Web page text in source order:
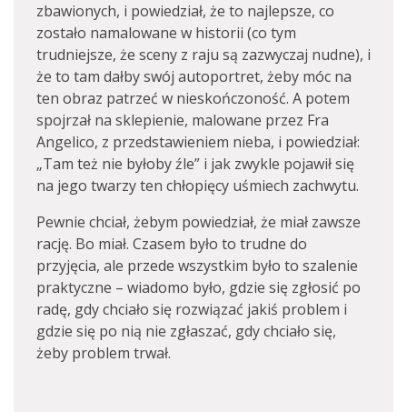
zbawionych, i powiedział, że to najlepsze, co
zostało namalowane w historii (co tym
trudniejsze, że sceny z raju są zazwyczaj nudne), i
że to tam dałby swój autoportret, żeby móc na
ten obraz patrzeć w nieskończoność. A potem
spojrzał na sklepienie, malowane przez Fra
Angelico, z przedstawieniem nieba, i powiedział:
„Tam też nie byłoby źle” i jak zwykle pojawił się
na jego twarzy ten chłopięcy uśmiech zachwytu.
Pewnie chciał, żebym powiedział, że miał zawsze
rację. Bo miał. Czasem było to trudne do
przyjęcia, ale przede wszystkim było to szalenie
praktyczne – wiadomo było, gdzie się zgłosić po
radę, gdy chciało się rozwiązać jakiś problem i
gdzie się po nią nie zgłaszać, gdy chciało się,
żeby problem trwał.